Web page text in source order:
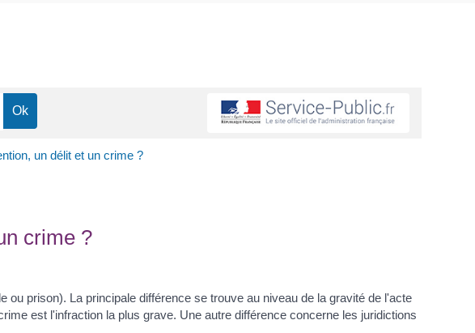
un délit et un crime ?
crime ?
ou prison). La principale différence se trouve au niveau de la gravité de l'acte
est l'infraction la plus grave. Une autre différence concerne les juridictions